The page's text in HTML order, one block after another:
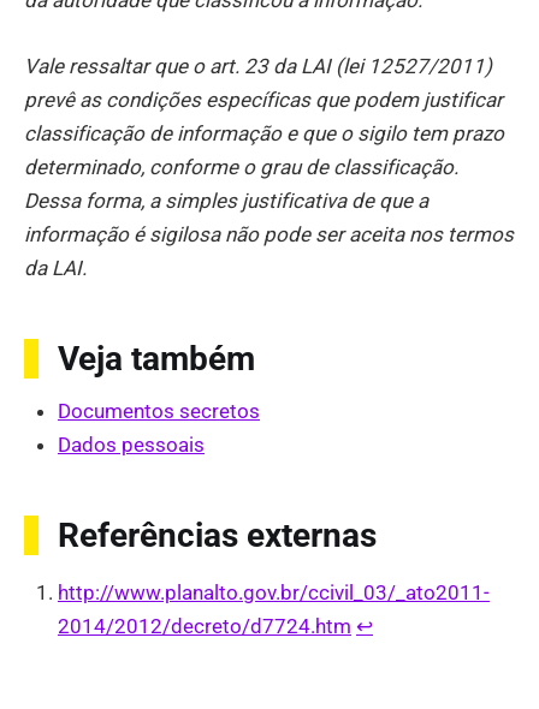
Vale ressaltar que o art. 23 da LAI (lei 12527/2011)
prevê as condições específicas que podem justificar
classificação de informação e que o sigilo tem prazo
determinado, conforme o grau de classificação.
Dessa forma, a simples justificativa de que a
informação é sigilosa não pode ser aceita nos termos
da LAI.
Veja também
Documentos secretos
Dados pessoais
Referências externas
http://www.planalto.gov.br/ccivil_03/_ato2011-
2014/2012/decreto/d7724.htm ↩︎